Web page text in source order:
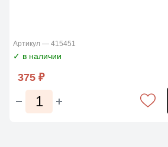
Артикул — 415451
✓ в наличии
375 ₽